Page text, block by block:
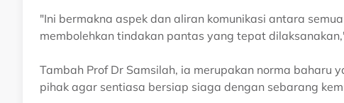
"Ini bermakna aspek dan aliran komunikasi antara
membolehkan tindakan pantas yang tepat
Tambah Prof Dr Samsilah, ia merupakan norma baharu
pihak agar sentiasa bersiap siaga dengan sebarang